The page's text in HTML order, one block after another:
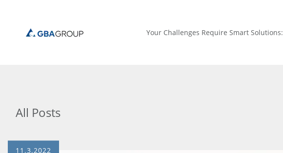
Your Challenges Require Smart Solutions:
All Posts
11.3.2022